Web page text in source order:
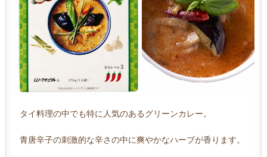
タイ料理の中でも特に人気のあるグリーンカレー。
青唐辛子の刺激的な辛さの中に爽やかなハーブが香ります。